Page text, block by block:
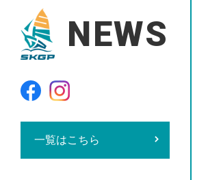
NEWS
一覧はこちら